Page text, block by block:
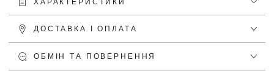
ДОСТАВКА І ОПЛАТА
ОБМІН ТА ПОВЕРНЕННЯ